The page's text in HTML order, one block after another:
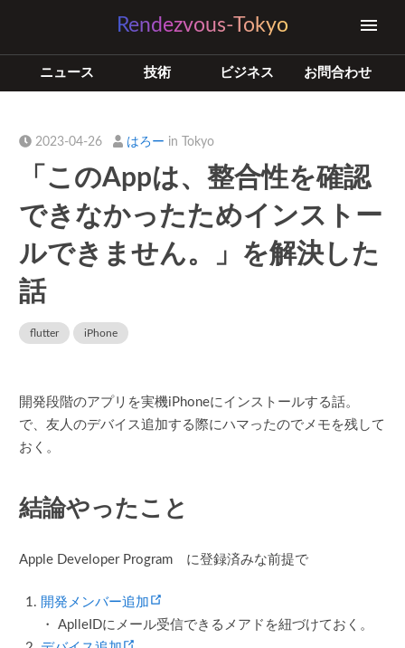
Rendezvous-Tokyo
ニュース 技術 ビジネス お問合わせ
2023-04-26 はろー in Tokyo
「このAppは、整合性を確認
できなかったためインストー
ルできません。」を解決した
話
flutter iPhone
開発段階のアプリを実機iPhoneにインストールする話。
で、友人のデバイス追加する際にハマったのでメモを残して
おく。
結論やったこと
Apple Developer Program に登録済みな前提で
開発メンバー追加
・ AplleIDにメール受信できるメアドを紐づけておく。